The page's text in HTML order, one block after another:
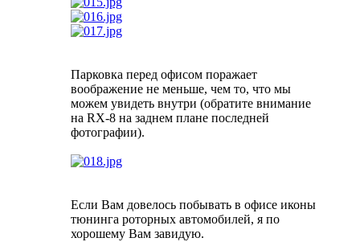
Парковка перед офисом поражает
воображение не меньше, чем то, что мы
можем увидеть внутри (обратите внимание
на RX-8 на заднем плане последней
фотографии).
Если Вам довелось побывать в офисе иконы
тюнинга роторных автомобилей, я по
хорошему Вам завидую.